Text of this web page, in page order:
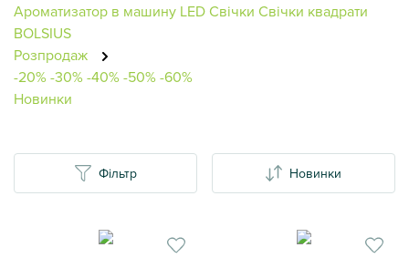
Фільтр Новинки
Ароматизатор в машину LED Свічки Свічки квадрати
BOLSIUS
Розпродаж
-20%-30%-40%-50%-60%
Новинки